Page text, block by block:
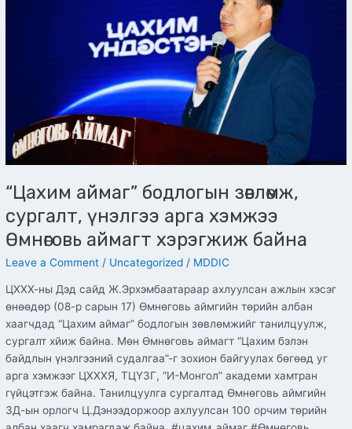
“Цахим аймаг” бодлогын зөвлөмж,
сургалт, үнэлгээ арга хэмжээ
Өмнөговь аймагт хэрэгжиж байна
Leave a Comment / Uncategorized / MDDIC
ЦХХХ-ны Дэд сайд Ж.Эрхэмбаатараар ахлуулсан ажлын хэсэг
өнөөдөр (08-р сарын 17) Өмнөговь аймгийн төрийн албан
хаагчдад “Цахим аймаг” бодлогын зөвлөмжийг танилцуулж,
сургалт хйиж байна. Мөн Өмнөговь аймагт “Цахим бэлэн
байдлын үнэлгээний судалгаа”-г зохион байгуулах бөгөөд уг
арга хэмжээг ЦХХХЯ, ТЦҮЗГ, “И-Монгол” академи хамтран
гүйцэтгэж байна. Танилцуулга сургалтад Өмнөговь аймгийн
ЗД-ын орлогч Ц.Дэнээдоржоор ахлуулсан 100 орчим төрийн
хэрэгжиж
байна